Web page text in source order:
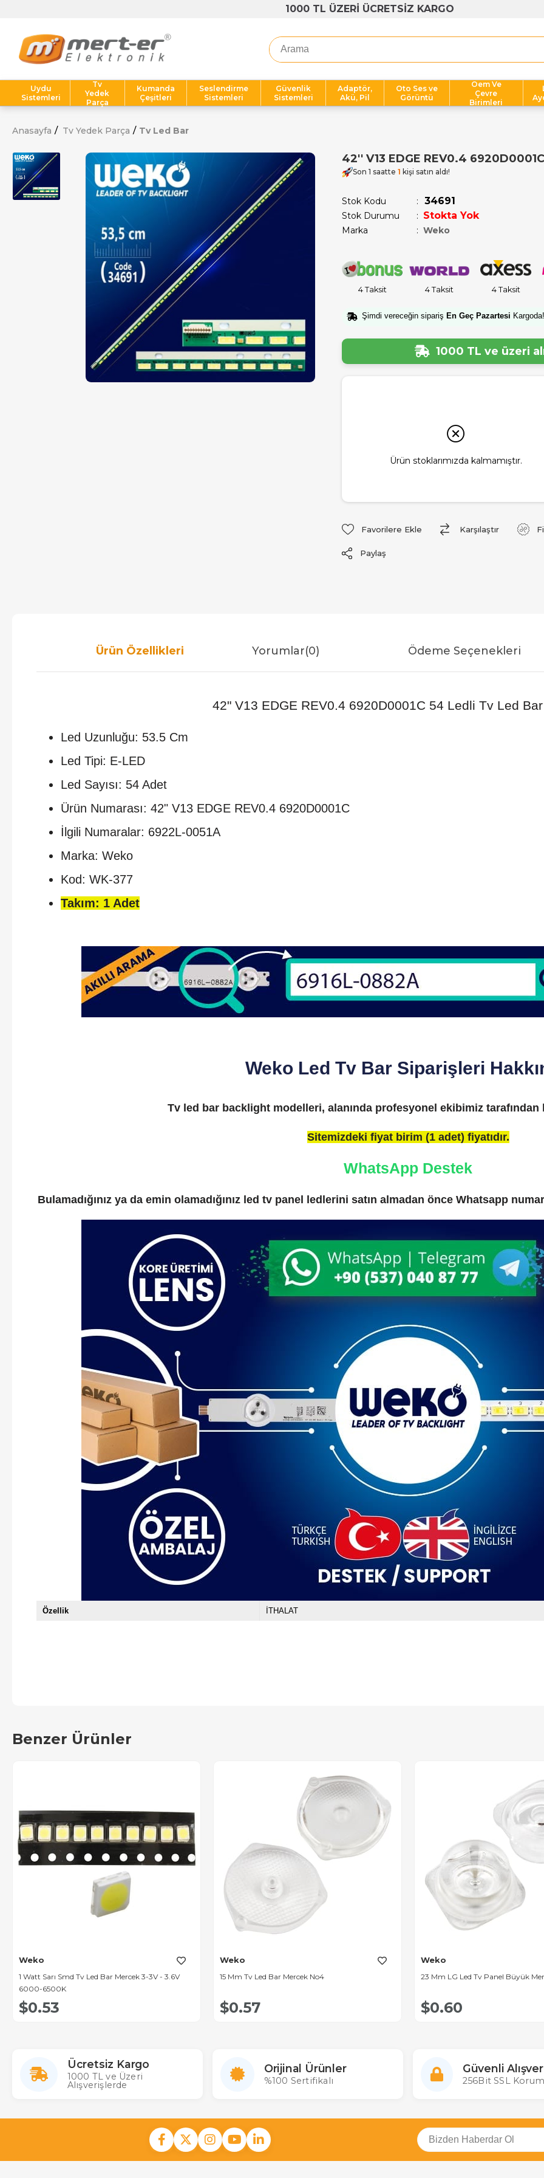
1000 TL ÜZERİ ÜCRETSİZ KARGO
Uydu
Sistemleri
Tv
Yedek
Parça
Kumanda
Çeşitleri
Seslendirme
Sistemleri
Güvenlik
Sistemleri
Adaptör,
Akü, Pil
Oto Ses ve
Görüntü
Oem Ve
Çevre
Birimleri
Anasayfa Tv Yedek Parça Tv Led Bar
42'' V13 EDGE REV0.4
Son 1 saatte 1 kişi satın aldı!
Stok Kodu 34691
Stok Durumu : Stokta Yok
Marka : Weko
4 Taksit 4 Taksit 4 Taksit
Şimdi vereceğin sipariş En Geç Pazartesi Kargoda!
1000 TL ve üzeri
Ürün stoklarımızda kalmamıştır.
Favorilere Ekle Karşılaştır
Paylaş
Ürün Özellikleri Yorumlar(0) Ödeme Seçenekleri
42" V13 EDGE REV0.4 6920D0001C 54 Ledli Tv Led
Led Uzunluğu: 53.5 Cm
Led Tipi: E-LED
Led Sayısı: 54 Adet
Ürün Numarası: 42" V13 EDGE REV0.4 6920D0001C
İlgili Numaralar: 6922L-0051A
Marka: Weko
Kod: WK-377
Takım: 1 Adet
Weko Led Tv Bar Siparişleri
Tv led bar backlight modelleri, alanında profesyonel ekibimiz
Sitemizdeki fiyat birim (1 adet) fiyatıdır.
WhatsApp Destek
Bulamadığınız ya da emin olamadığınız led tv panel ledlerini satın almadan önce Whatsapp
Özellik İTHALAT
Benzer Ürünler
Weko
1 Watt Sarı Smd Tv Led Bar Mercek 3-3V - 3.6V
6000-6500K
$0.53
Weko
15 Mm Tv Led Bar Mercek No4
$0.57
Weko
23 Mm LG Led Tv Panel Büyük
$0.60
Ücretsiz Kargo
1000 TL ve Üzeri
Alışverişlerde
Orijinal Ürünler
%100 Sertifikalı
Güvenli
256Bit SSL